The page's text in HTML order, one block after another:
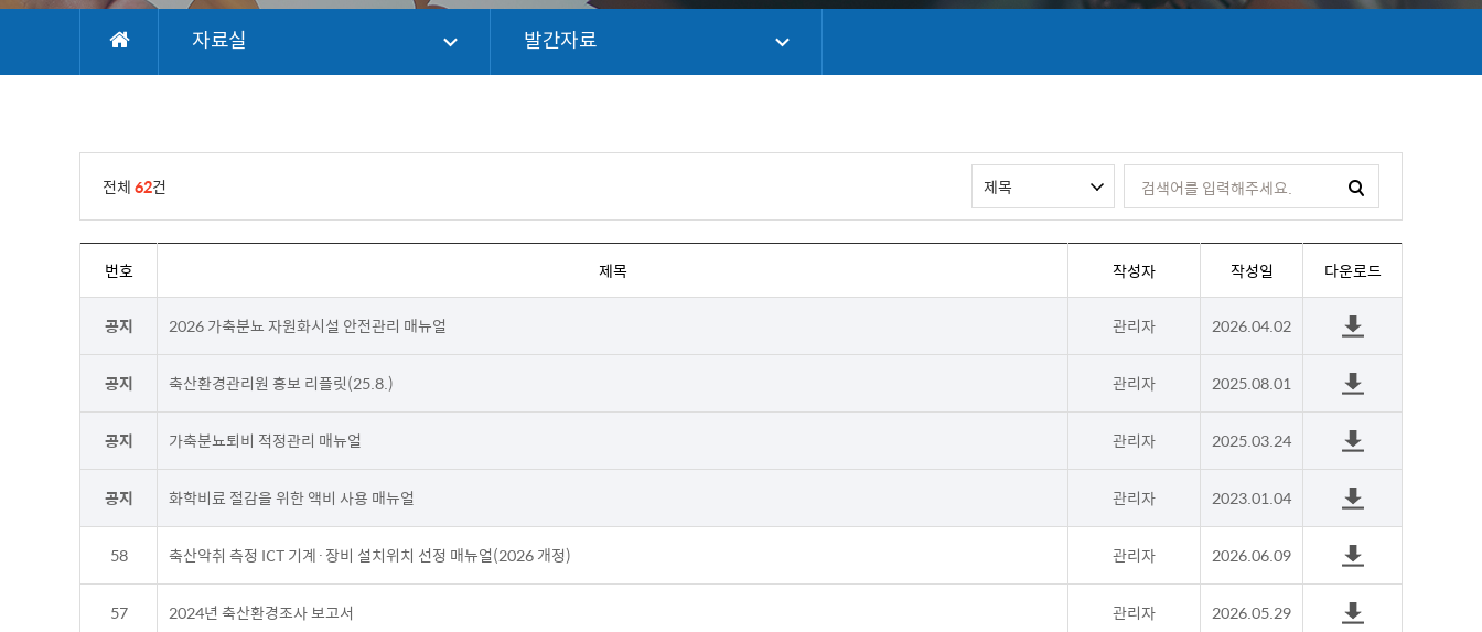
자료실 발간자료
전체62건
번호 제목 작성자 작성일 다운로드
공지 2026 가축분뇨 자원화시설 안전관리 매뉴얼 관리자 2026.04.02
공지 축산환경관리원 홍보 리플릿(25.8.) 관리자 2025.08.01
공지 가축분뇨퇴비 적정관리 매뉴얼 관리자 2025.03.24
공지 화학비료 절감을 위한 액비 사용 매뉴얼 관리자 2023.01.04
58 축산악취 측정 ICT 기계·장비 설치위치 선정 매뉴얼(2026 개정) 관리자 2026.06.09
57 2024년 축산환경조사 보고서 관리자 2026.05.29